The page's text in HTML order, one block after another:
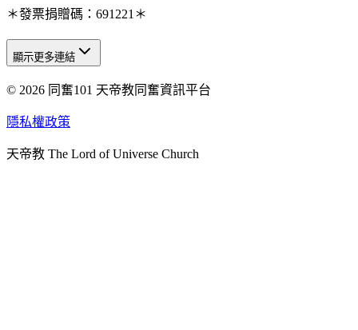
＊發票捐贈碼：691221＊
天人研究總院
天人研究學院
天人炁功院
顯示更多連結
© 2026 同奮101 天帝教同奮資訊平台
隱私權政策
天帝教 The Lord of Universe Church